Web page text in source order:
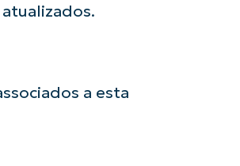
a esta